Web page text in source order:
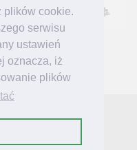
plików cookie.
serwisu
ustawień
oznacza, iż
plików